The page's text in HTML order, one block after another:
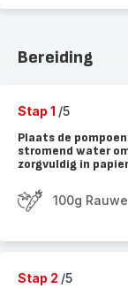
Bereiding
Stap 1 /5
Plaats de
stromend water
zorgvuldig in
100g
Stap 2 /5